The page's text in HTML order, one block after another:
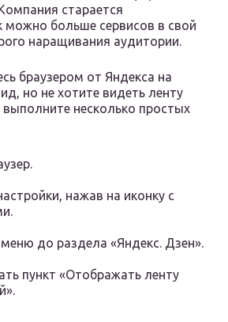
старается
можно больше сервисов в свой
наращивания аудитории.
браузером от Яндекса на
но не хотите видеть ленту
несколько простых
нажав на иконку с
до раздела «Яндекс. Дзен».
пункт «Отображать ленту